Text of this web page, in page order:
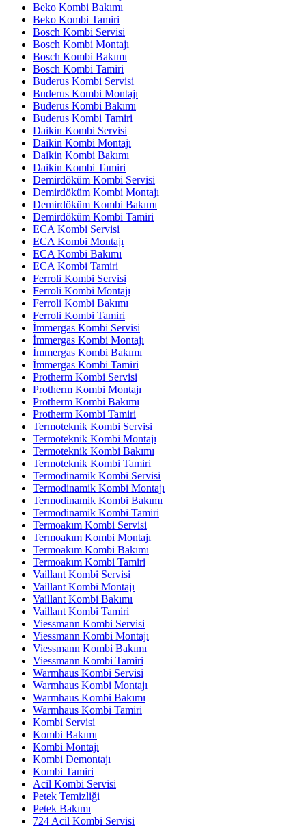
Beko Kombi Bakımı
Beko Kombi Tamiri
Bosch Kombi Servisi
Bosch Kombi Montajı
Bosch Kombi Bakımı
Bosch Kombi Tamiri
Buderus Kombi Servisi
Buderus Kombi Montajı
Buderus Kombi Bakımı
Buderus Kombi Tamiri
Daikin Kombi Servisi
Daikin Kombi Montajı
Daikin Kombi Bakımı
Daikin Kombi Tamiri
Demirdöküm Kombi Servisi
Demirdöküm Kombi Montajı
Demirdöküm Kombi Bakımı
Demirdöküm Kombi Tamiri
ECA Kombi Servisi
ECA Kombi Montajı
ECA Kombi Bakımı
ECA Kombi Tamiri
Ferroli Kombi Servisi
Ferroli Kombi Montajı
Ferroli Kombi Bakımı
Ferroli Kombi Tamiri
İmmergas Kombi Servisi
İmmergas Kombi Montajı
İmmergas Kombi Bakımı
İmmergas Kombi Tamiri
Protherm Kombi Servisi
Protherm Kombi Montajı
Protherm Kombi Bakımı
Protherm Kombi Tamiri
Termoteknik Kombi Servisi
Termoteknik Kombi Montajı
Termoteknik Kombi Bakımı
Termoteknik Kombi Tamiri
Termodinamik Kombi Servisi
Termodinamik Kombi Montajı
Termodinamik Kombi Bakımı
Termodinamik Kombi Tamiri
Termoakım Kombi Servisi
Termoakım Kombi Montajı
Termoakım Kombi Bakımı
Termoakım Kombi Tamiri
Vaillant Kombi Servisi
Vaillant Kombi Montajı
Vaillant Kombi Bakımı
Vaillant Kombi Tamiri
Viessmann Kombi Servisi
Viessmann Kombi Montajı
Viessmann Kombi Bakımı
Viessmann Kombi Tamiri
Warmhaus Kombi Servisi
Warmhaus Kombi Montajı
Warmhaus Kombi Bakımı
Warmhaus Kombi Tamiri
Kombi Servisi
Kombi Bakımı
Kombi Montajı
Kombi Demontajı
Kombi Tamiri
Acil Kombi Servisi
Petek Temizliği
Petek Bakımı
724 Acil Kombi Servisi